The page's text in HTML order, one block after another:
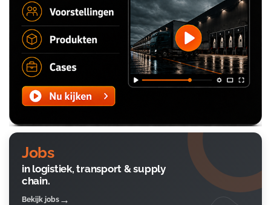
Jobs
in logistiek, transport & supply
chain.
Bekijk jobs